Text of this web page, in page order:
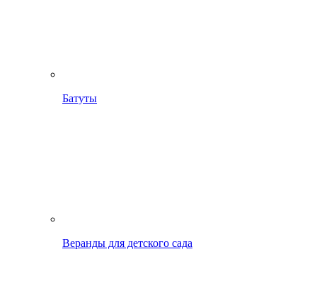
Батуты
Веранды для детского сада